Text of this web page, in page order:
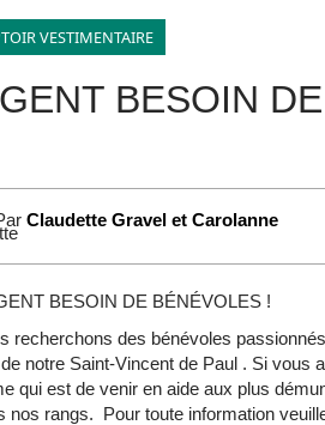
VESTIMENTAIRE
BESOIN
Claudette Gravel et Carolanne
BESOIN DE BÉNÉVOLES !
recherchons des bénévoles
notre Saint-Vincent de Paul . Si vous
qui est de venir en aide aux plus
nos rangs. Pour toute information